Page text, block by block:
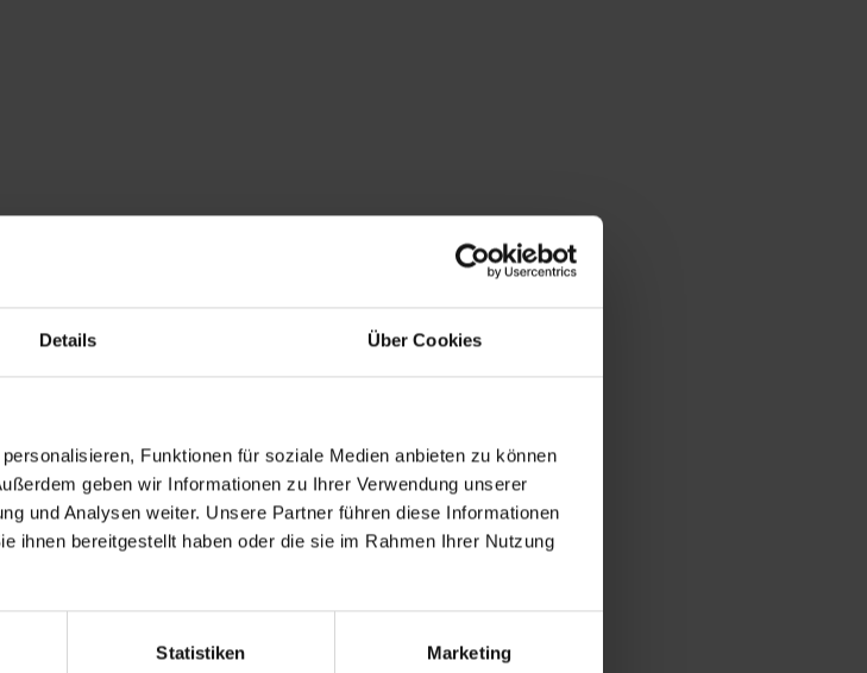
Details Über Cookies
Funktionen für soziale Medien anbieten zu können
geben wir Informationen zu Ihrer Verwendung unserer
und Analysen weiter. Unsere Partner führen diese Informationen
ihnen bereitgestellt haben oder die sie im Rahmen Ihrer Nutzung
Statistiken Marketing